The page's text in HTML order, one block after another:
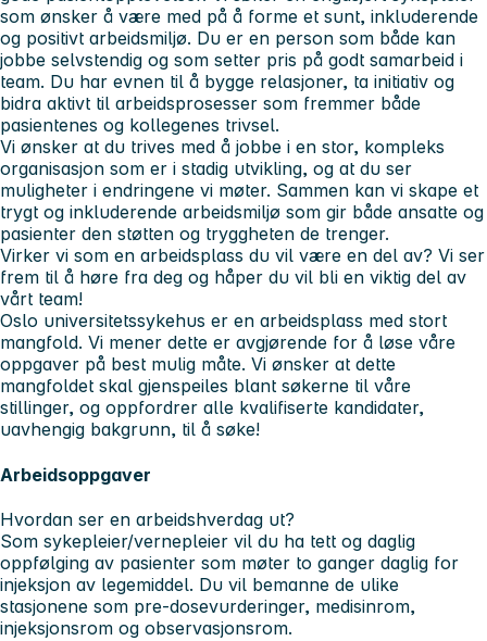
som ønsker å være med på å forme et sunt, inkluderende
og positivt arbeidsmiljø. Du er en person som både kan
jobbe selvstendig og som setter pris på godt samarbeid i
team. Du har evnen til å bygge relasjoner, ta initiativ og
bidra aktivt til arbeidsprosesser som fremmer både
pasientenes og kollegenes trivsel.
Vi ønsker at du trives med å jobbe i en stor, kompleks
organisasjon som er i stadig utvikling, og at du ser
muligheter i endringene vi møter. Sammen kan vi skape et
trygt og inkluderende arbeidsmiljø som gir både ansatte og
pasienter den støtten og tryggheten de trenger.
Virker vi som en arbeidsplass du vil være en del av? Vi ser
frem til å høre fra deg og håper du vil bli en viktig del av
vårt team!
Oslo universitetssykehus er en arbeidsplass med stort
mangfold. Vi mener dette er avgjørende for å løse våre
oppgaver på best mulig måte. Vi ønsker at dette
mangfoldet skal gjenspeiles blant søkerne til våre
stillinger, og oppfordrer alle kvalifiserte kandidater,
uavhengig bakgrunn, til å søke!
Arbeidsoppgaver
Hvordan ser en arbeidshverdag ut?
Som sykepleier/vernepleier vil du ha tett og daglig
oppfølging av pasienter som møter to ganger daglig for
injeksjon av legemiddel. Du vil bemanne de ulike
stasjonene som pre-dosevurderinger, medisinrom,
injeksjonsrom og observasjonsrom.